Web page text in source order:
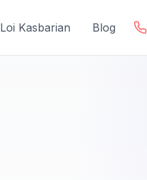
Loi Kasbarian Blog